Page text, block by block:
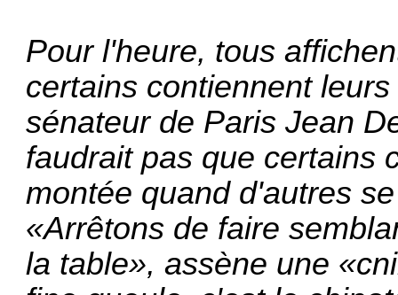
Pour l'heure, tous
certains contiennent
sénateur de Paris Jean
faudrait pas que certains
montée quand d'autres
«Arrêtons de faire
la table», assène une